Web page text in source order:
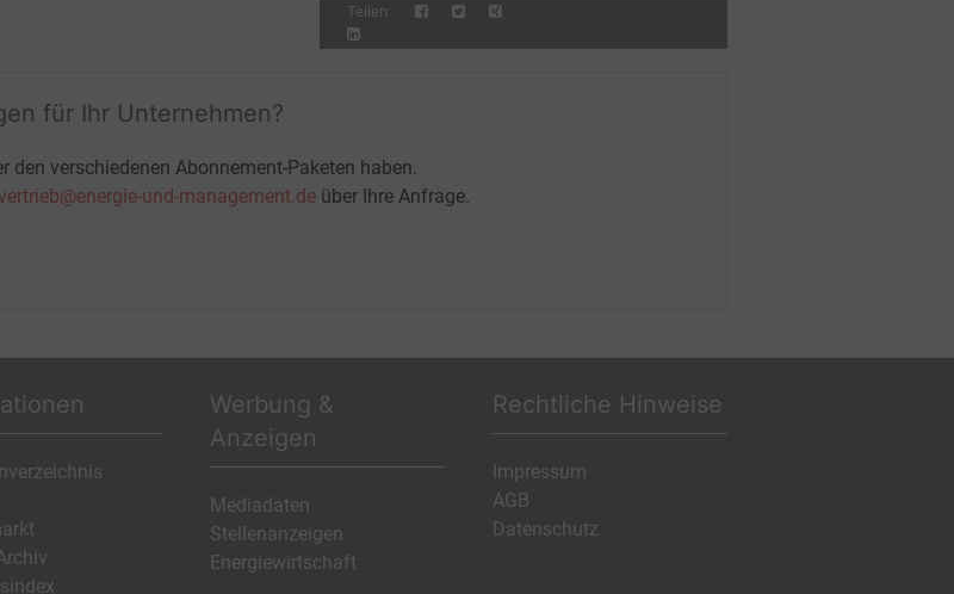
Teilen:
für Ihr Unternehmen?
den verschiedenen Abonnement-Paketen haben.
und-management.de über Ihre Anfrage.
Werbung &
Anzeigen
Mediadaten
Stellenanzeigen
Energiewirtschaft
Rechtliche Hinweise
Impressum
AGB
Datenschutz